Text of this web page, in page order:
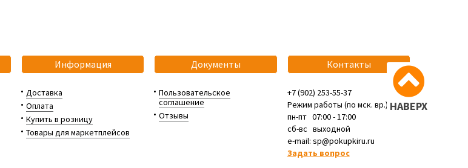
НАВЕРХ
Информация
Доставка
Оплата
Купить в розницу
Товары для маркетплейсов
Документы
Пользовательское
соглашение
Отзывы
Контакты
+7 (902) 253-55-37
Режим работы (по мск. вр.):
пн-пт 07:00 - 17:00
сб-вс выходной
e-mail: sp@pokupkiru.ru
Задать вопрос